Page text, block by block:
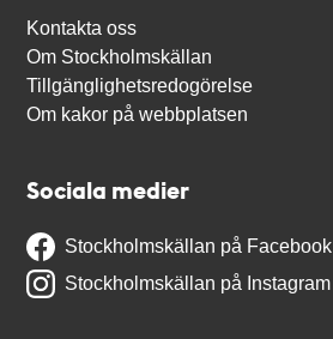
Kontakta oss
Om Stockholmskällan
Tillgänglighetsredogörelse
Om kakor på webbplatsen
Sociala medier
Stockholmskällan på Facebook
Stockholmskällan på Instagram